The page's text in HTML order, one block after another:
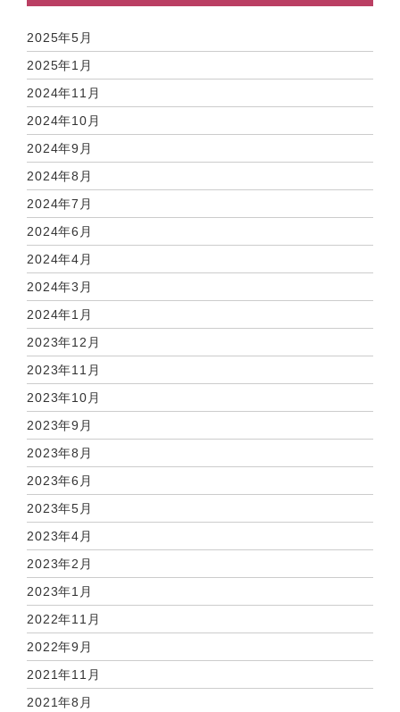
2025年5月
2025年1月
2024年11月
2024年10月
2024年9月
2024年8月
2024年7月
2024年6月
2024年4月
2024年3月
2024年1月
2023年12月
2023年11月
2023年10月
2023年9月
2023年8月
2023年6月
2023年5月
2023年4月
2023年2月
2023年1月
2022年11月
2022年9月
2021年11月
2021年8月